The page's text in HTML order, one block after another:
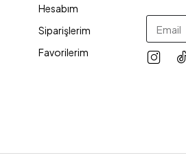
Hesabım
Siparişlerim
Favorilerim